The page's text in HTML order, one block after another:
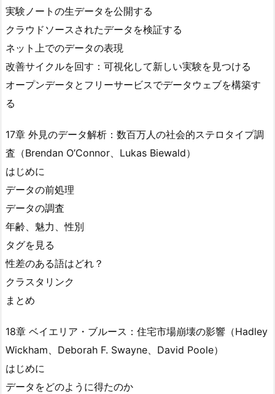
実験ノートの生データを公開する
クラウドソースされたデータを検証する
ネット上でのデータの表現
改善サイクルを回す：可視化して新しい実験を見つける
オープンデータとフリーサービスでデータウェブを構築す
る
17章 外見のデータ解析：数百万人の社会的ステロタイプ調
査（Brendan O’Connor、Lukas Biewald）
はじめに
データの前処理
データの調査
年齢、魅力、性別
タグを見る
性差のある語はどれ？
クラスタリンク
まとめ
18章 ベイエリア・ブルース：住宅市場崩壊の影響（Hadley
Wickham、Deborah F. Swayne、David Poole）
はじめに
データをどのように得たのか